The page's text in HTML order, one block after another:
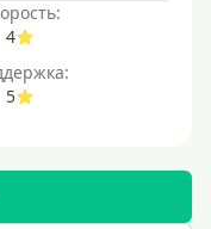
4
5